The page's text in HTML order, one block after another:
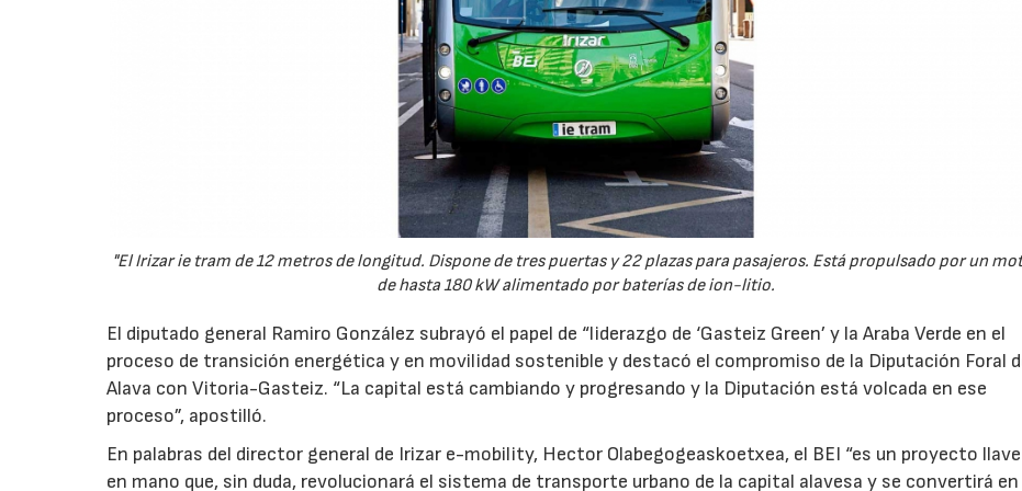
"El Irizar ie tram de 12 metros de longitud. Dispone de tres puertas y 22 plazas para pasajeros. Está propulsado por un
de hasta 180 kW alimentado por baterías de ion-litio.
El diputado general Ramiro González subrayó el papel de “liderazgo de ‘Gasteiz Green’ y la Araba Verde en el
proceso de transición energética y en movilidad sostenible y destacó el compromiso de la Diputación Foral
Alava con Vitoria-Gasteiz. “La capital está cambiando y progresando y la Diputación está volcada en ese
proceso”, apostilló.
En palabras del director general de Irizar e-mobility, Hector Olabegogeaskoetxea, el BEI “es un proyecto llave
en mano que, sin duda, revolucionará el sistema de transporte urbano de la capital alavesa y se convertirá en